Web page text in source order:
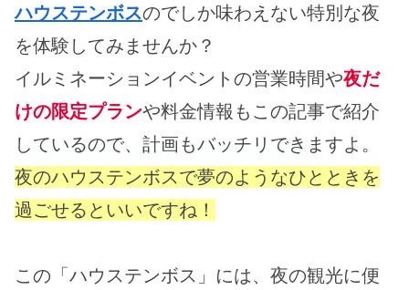
ハウステンボスのでしか味わえない特別な夜
を体験してみませんか？
イルミネーションイベントの営業時間や夜だ
けの限定プランや料金情報もこの記事で紹介
しているので、計画もバッチリできますよ。
夜のハウステンボスで夢のようなひとときを
過ごせるといいですね！
この「ハウステンボス」には、夜の観光に便